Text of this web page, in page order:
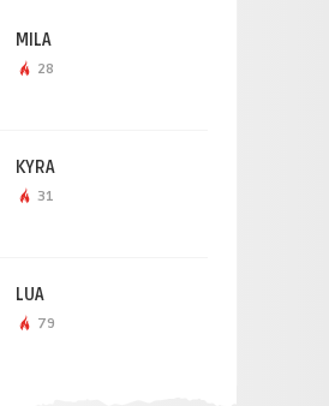
MILA
28
KYRA
31
LUA
79